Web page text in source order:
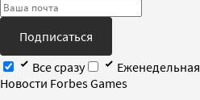
Подписаться
Все сразу
Еженедельная
Новости Forbes Games